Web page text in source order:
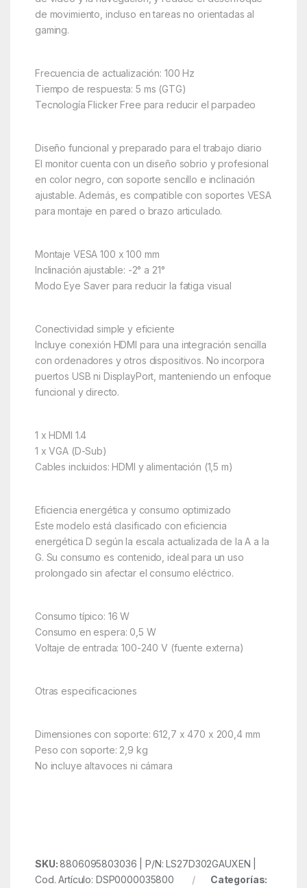
de movimiento, incluso en tareas no orientadas al
gaming.
Frecuencia de actualización: 100 Hz
Tiempo de respuesta: 5 ms (GTG)
Tecnología Flicker Free para reducir el parpadeo
Diseño funcional y preparado para el trabajo diario
El monitor cuenta con un diseño sobrio y profesional
en color negro, con soporte sencillo e inclinación
ajustable. Además, es compatible con soportes VESA
para montaje en pared o brazo articulado.
Montaje VESA 100 x 100 mm
Inclinación ajustable: -2° a 21°
Modo Eye Saver para reducir la fatiga visual
Conectividad simple y eficiente
Incluye conexión HDMI para una integración sencilla
con ordenadores y otros dispositivos. No incorpora
puertos USB ni DisplayPort, manteniendo un enfoque
funcional y directo.
1 x HDMI 1.4
1 x VGA (D-Sub)
Cables incluidos: HDMI y alimentación (1,5 m)
Eficiencia energética y consumo optimizado
Este modelo está clasificado con eficiencia
energética D según la escala actualizada de la A a la
G. Su consumo es contenido, ideal para un uso
prolongado sin afectar el consumo eléctrico.
Consumo típico: 16 W
Consumo en espera: 0,5 W
Voltaje de entrada: 100-240 V (fuente externa)
Otras especificaciones
Dimensiones con soporte: 612,7 x 470 x 200,4 mm
Peso con soporte: 2,9 kg
No incluye altavoces ni cámara
SKU:8806095803036 | P/N: LS27D302GAUXEN |
Cod. Artículo: DSP0000035800
Categorías: